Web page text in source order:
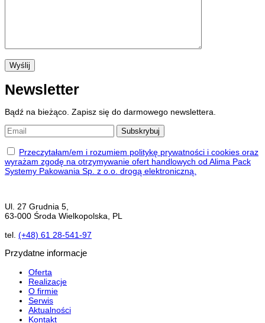
Newsletter
Bądź na bieżąco. Zapisz się do darmowego newslettera.
Przeczytałam/em i rozumiem politykę prywatności i cookies oraz
wyrażam zgodę na otrzymywanie ofert handlowych od Alima Pack
Systemy Pakowania Sp. z o.o. drogą elektroniczną.
Ul. 27 Grudnia 5,
63-000 Środa Wielkopolska, PL
tel. (+48) 61 28-541-97
Przydatne informacje
Oferta
Realizacje
O firmie
Serwis
Aktualności
Kontakt